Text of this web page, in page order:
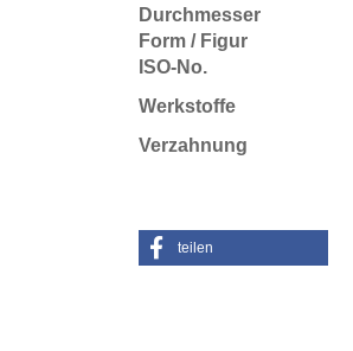
Durchmesser
Form / Figur
ISO-No.
Werkstoffe
Verzahnung
teilen